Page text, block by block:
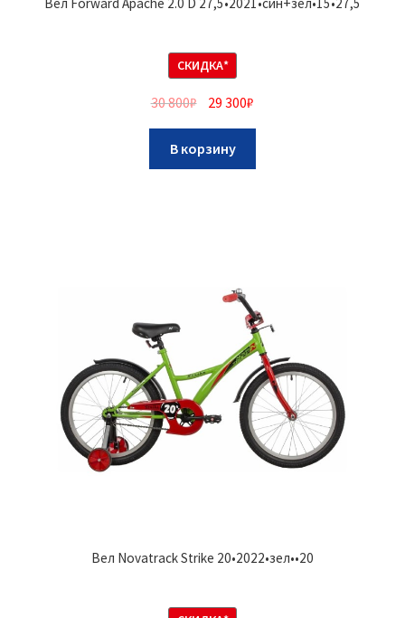
СКИДКА*
30 800₽ 29 300₽
В корзину
Вел Novatrack Strike 20•2022•зел••20